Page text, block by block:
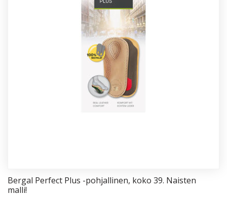
Ber­gal Per­fect Plus -poh­jal­li­nen, ko­ko 39. Nais­ten
mal­li!